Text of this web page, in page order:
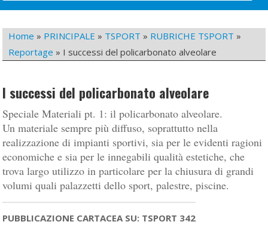
Home » PRINCIPALE » TSPORT » RUBRICHE TSPORT »
Reportage » I successi del policarbonato alveolare
I successi del policarbonato alveolare
Speciale Materiali pt. 1: il policarbonato alveolare.
Un materiale sempre più diffuso, soprattutto nella
realizzazione di impianti sportivi, sia per le evidenti ragioni
economiche e sia per le innegabili qualità estetiche, che
trova largo utilizzo in particolare per la chiusura di grandi
volumi quali palazzetti dello sport, palestre, piscine.
PUBBLICAZIONE CARTACEA SU: TSPORT 342